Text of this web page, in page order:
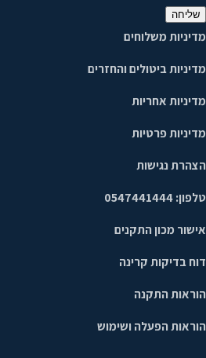
שליחה
מדיניות משלוחים
מדיניות ביטולים והחזרים
מדיניות אחריות
מדיניות פרטיות
הצהרת נגישות
טלפון: 0547441444
אישור מכון התקנים
דוח בדיקות קרינה
הוראות התקנה
הוראות הפעלה ושימוש